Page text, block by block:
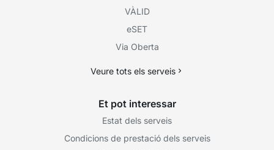
VÀLID
eSET
Via Oberta
Veure tots els serveis
Et pot interessar
Estat dels serveis
Condicions de prestació dels serveis